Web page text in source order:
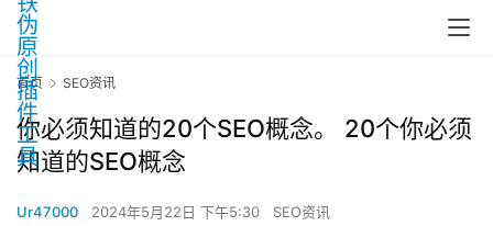
首页 SEO资讯
你必须知道的20个SEO概念。 20个你必须
知道的SEO概念
Ur47000 2024年5月22日 下午5:30 SEO资讯